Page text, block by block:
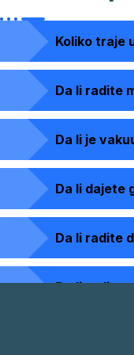
Koliko traje
Da li radite
Da li je
Da li dajete
Da li radite
Da li radite